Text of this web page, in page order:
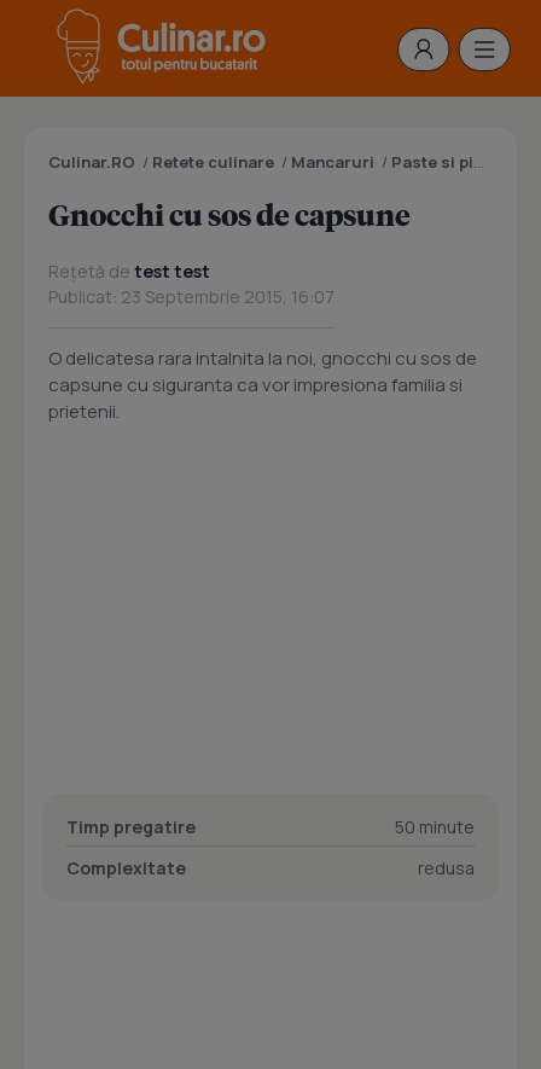
Culinar.RO / Retete culinare / Mancaruri / Paste si pizza
Gnocchi cu sos de capsune
Rețetă de test test
Publicat: 23 Septembrie 2015, 16:07
O delicatesa rara intalnita la noi, gnocchi cu sos de
capsune cu siguranta ca vor impresiona familia si
prietenii.
Timp pregatire
50 minute
Complexitate
redusa